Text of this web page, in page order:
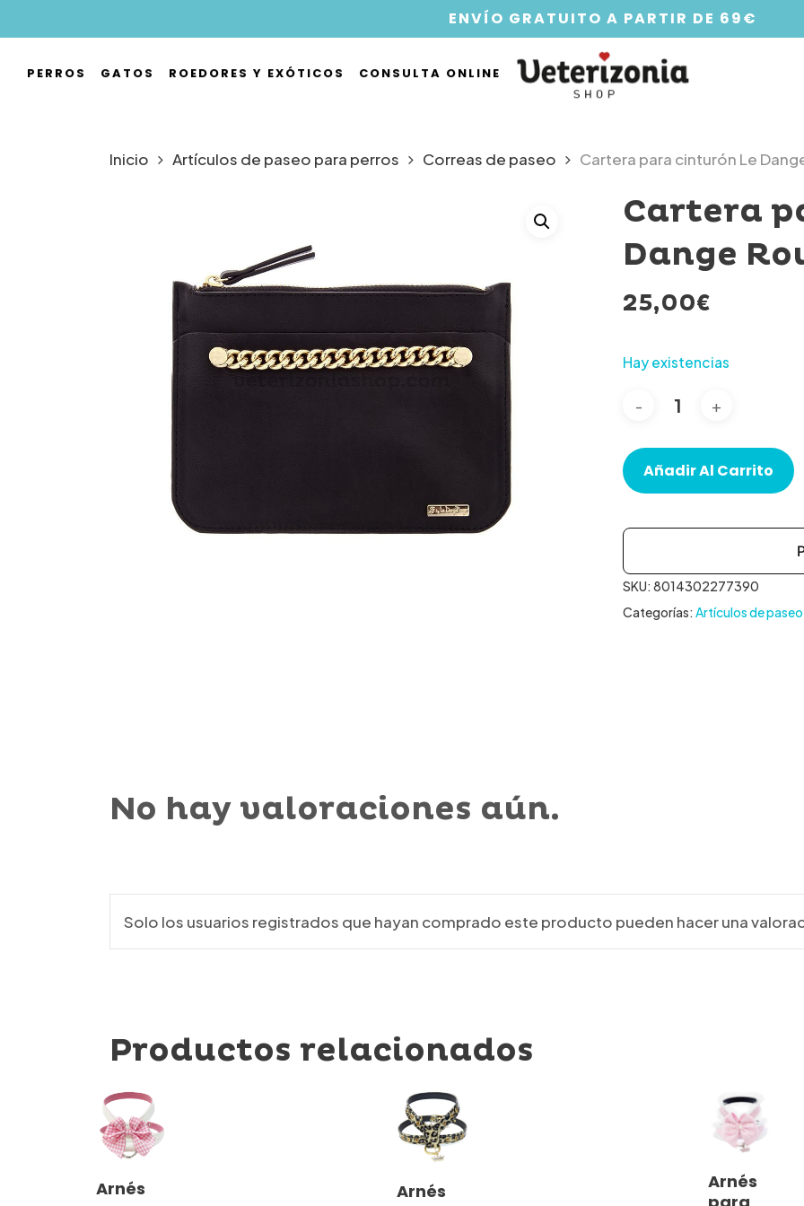
to
main
ENVÍO GRATUITO A PARTIR DE 69€
PERROS GATOS ROEDORES Y EXÓTICOS CONSULTA ONLINE
Inicio Artículos de paseo para perros Correas de paseo Cartera para cinturón Le
Cartera
Dange
25,00€
Hay existencias
Añadir Al Carrito
SKU: 8014302277390
Categorías: Artículos de
No hay valoraciones aún.
Solo los usuarios registrados que hayan comprado este producto pueden hacer una
Productos relacionados
Seleccionar
producto
Arnés
Seleccionar
Arnés
Seleccionar
producto
Arnés